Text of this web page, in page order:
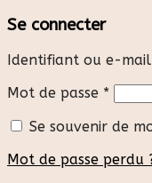
Se connecter
Identifiant ou e-mail
Mot de passe *
Se souvenir de
Mot de passe perdu